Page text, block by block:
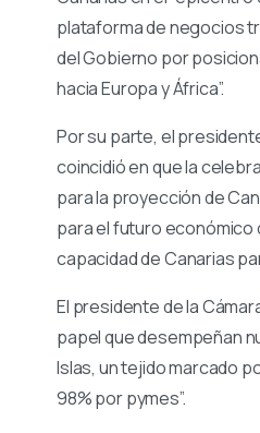
plataforma de negocios
del Gobierno por
hacia Europa y África”.
Por su parte, el
coincidió en que la
para la proyección de
para el futuro económico
capacidad de Canarias
El presidente de la
papel que desempeñan
Islas, un tejido marcado
98% por pymes”.